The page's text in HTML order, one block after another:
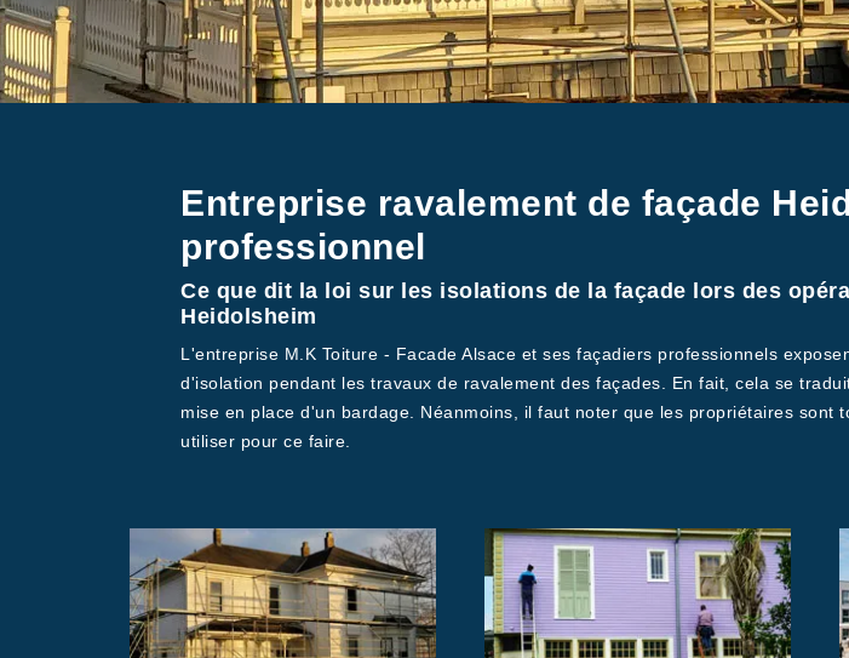
Entreprise ravalement de façade
professionnel
Ce que dit la loi sur les isolations de la façade lors des
Heidolsheim
L'entreprise M.K Toiture - Facade Alsace et ses façadiers professionnels
d'isolation pendant les travaux de ravalement des façades. En fait, cela se
mise en place d'un bardage. Néanmoins, il faut noter que les propriétaires
utiliser pour ce faire.